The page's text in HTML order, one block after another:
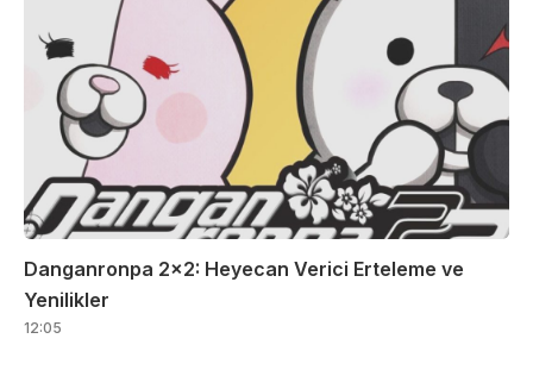
Danganronpa 2×2: Heyecan Verici Erteleme ve
Yenilikler
12:05